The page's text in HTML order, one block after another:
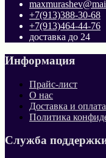
+7(913)388-30-68
+7(913)464-44-76
доставка до 24
Информация
Прайс-лист
О нас
Доставка и оплата
Политика
Служба